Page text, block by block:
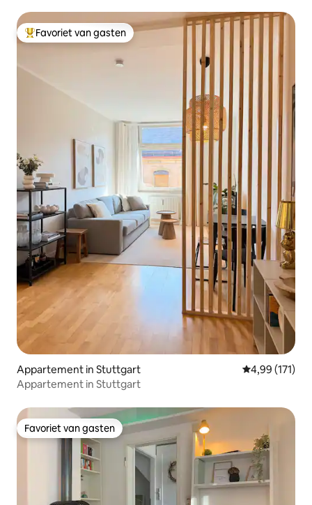
Topfavoriet van gasten
Favoriet van gasten
Appartement in Stuttgart Gemiddelde
4,99 (171)
Appartement in Stuttgart
Favoriet van gasten
Favoriet van gasten